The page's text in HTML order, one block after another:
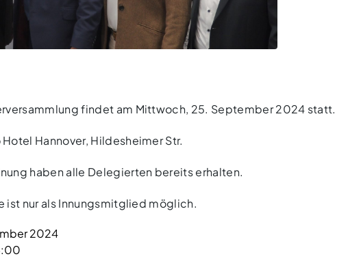
findet am Mittwoch, 25. September 2024 statt.
Hannover, Hildesheimer Str.
haben alle Delegierten bereits erhalten.
ist nur als Innungsmitglied möglich.
2024